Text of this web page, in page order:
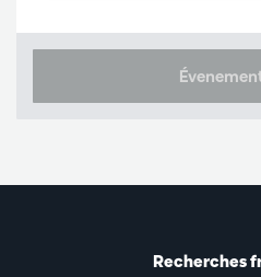
Recherches